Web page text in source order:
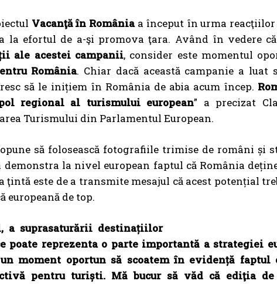
Vacanţă în România a început în urma reacţiilor
efortul de a-şi promova ţara. Având în vedere
ale acestei campanii, consider este momentul
România. Chiar dacă această campanie a luat
să le inițiem în România de abia acum încep.
regional al turismului european” a precizat
Turismului din Parlamentul European.
să folosească fotografiile trimise de români și
demonstra la nivel european faptul că România
este de a transmite mesajul că acest potențial
europeană de top.
a suprasaturării destinațiilor
poate reprezenta o parte importantă a strategiei
moment oportun să scoatem în evidență faptul
pentru turiști. Mă bucur să văd că ediţia de